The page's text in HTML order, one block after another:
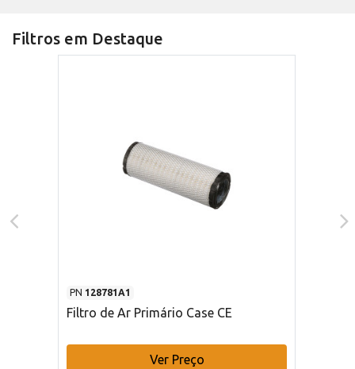
Filtros em Destaque
PN 128781A1
Filtro de Ar Primário Case CE
Ver Preço